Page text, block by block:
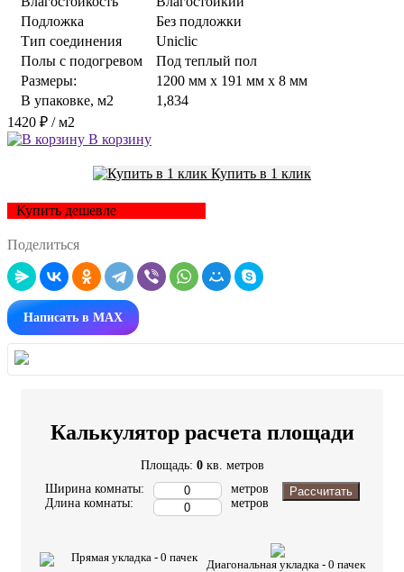
Подложка
Без подложки
Тип соединения
Uniclic
Полы с подогревом
Под теплый пол
Размеры:
1200 мм x 191 мм x 8 мм
В упаковке, м2
1,834
1420 ₽ / м2
В корзину
Купить в 1 клик
Купить дешевле
Поделиться
Написать в MAX
Калькулятор расчета площади
Площадь: 0 кв. метров
Ширина комнаты:
Длина комнаты:
метров
метров
Рассчитать
Прямая укладка - 0 пачек
Диагональная укладка - 0 пачек